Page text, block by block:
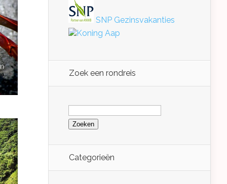
SNP Gezinsvakanties
Koning Aap
Zoek een rondreis
Zoeken
naar:
Categorieën